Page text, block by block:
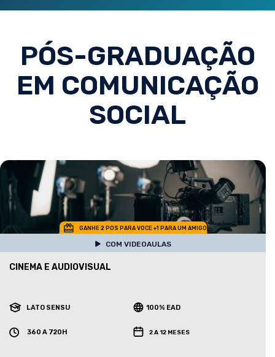
PÓS-GRADUAÇÃO
EM COMUNICAÇÃO
SOCIAL
GANHE 2 POS PARA VOCE +1 PARA UM AMIGO
COM VIDEOAULAS
CINEMA E AUDIOVISUAL
LATO SENSU 100% EAD
360 A 720H 2 A 12 MESES